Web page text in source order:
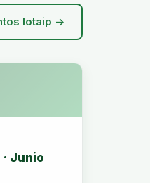
lotaip →
Junio